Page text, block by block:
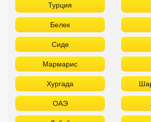
Турция
Белек
Сиде
Мармарис
Хургада
ОАЭ